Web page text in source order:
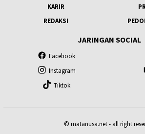
KARIR
REDAKSI
JARINGAN SOCIAL
Facebook
Instagram
Tiktok
© matanusa.net - all right